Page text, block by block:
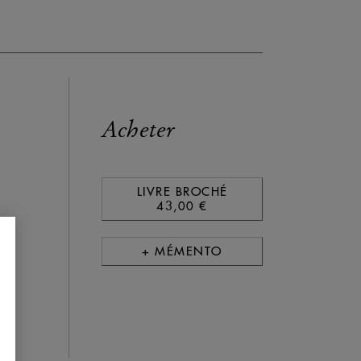
Acheter
LIVRE BROCHÉ
43,00 €
+ MÉMENTO